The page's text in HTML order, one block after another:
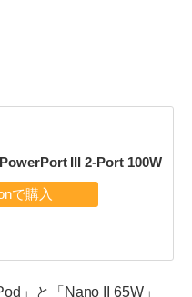
III 2-Port 100W
」と「Nano II 65W」